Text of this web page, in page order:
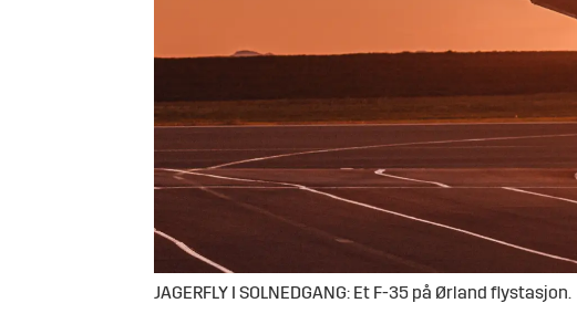
JAGERFLY I SOLNEDGANG: Et F-35 på Ørland flystasjon.